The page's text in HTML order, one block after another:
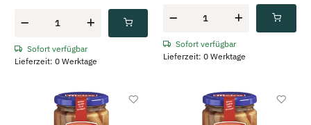
Sofort verfügbar
Lieferzeit: 0 Werktage
Sofort verfügbar
Lieferzeit: 0 Werktage